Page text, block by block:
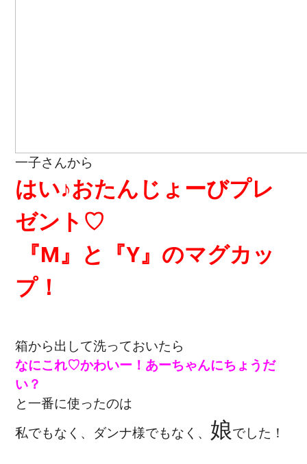
一子さんから
はい♪おたんじょーびプレ
ゼント♡
『M』と『Y』のマグカッ
プ！
箱から出して洗っておいたら
なにこれ♡かわいー！あーちゃんにちょうだ
い？
と一番に使ったのは
私でもなく、ダンナ様でもなく、 娘でした！